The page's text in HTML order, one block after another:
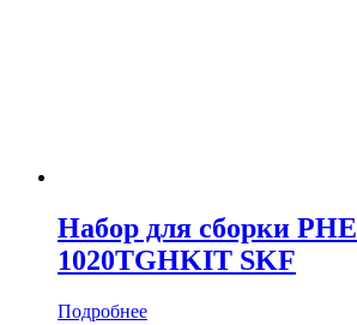
Набор для сборки PHE
1020TGHKIT SKF
Подробнее